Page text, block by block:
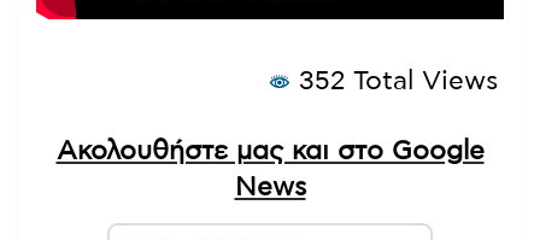
352 Total Views
Ακολουθήστε μας και στο Google
News